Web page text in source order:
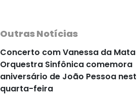
Outras Notícias
Concerto com Vanessa da Mata
Orquestra Sinfônica comemora
aniversário de João Pessoa
quarta-feira